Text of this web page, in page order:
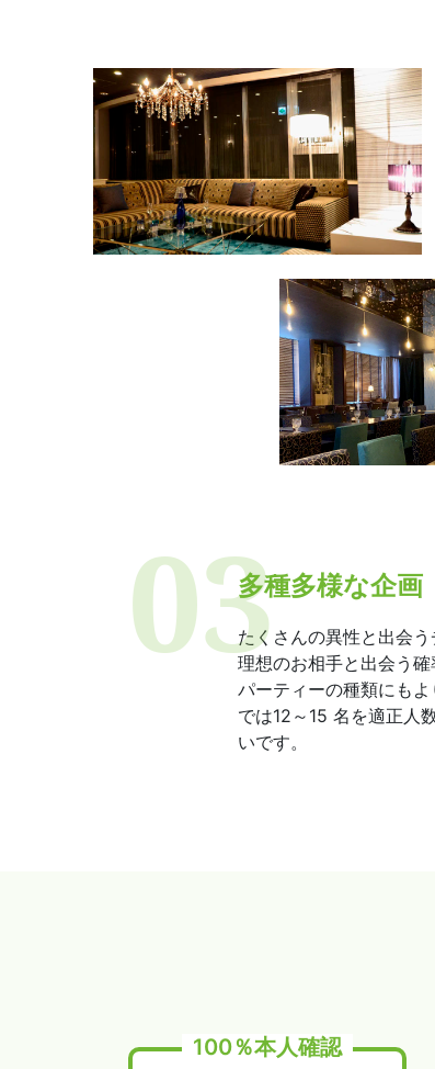
多種多様な企画
たくさんの異性と出会う
理想のお相手と出会う確
パーティーの種類にも
では12～15 名を適正人
いです。
100％本人確認